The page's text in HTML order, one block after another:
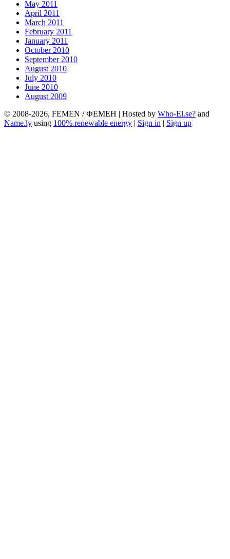
May 2011
April 2011
March 2011
February 2011
January 2011
October 2010
September 2010
August 2010
July 2010
June 2010
August 2009
© 2008-2026, FEMEN / ФЕМЕН | Hosted by Who-El.se? and
Name.ly using 100% renewable energy | Sign in | Sign up